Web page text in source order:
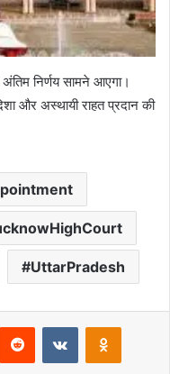
निर्णय सामने आएगा।
और अस्थायी राहत प्रदान की
UttarPradesh
Reddit VKontakte